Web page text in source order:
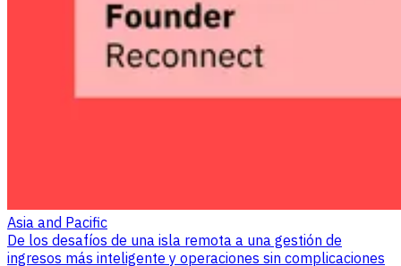
Asia and Pacific
De los desafíos de una isla remota a una gestión de
ingresos más inteligente y operaciones sin complicaciones